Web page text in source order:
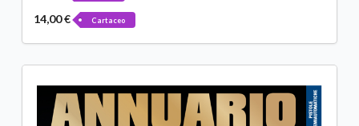
14,00 € Cartaceo